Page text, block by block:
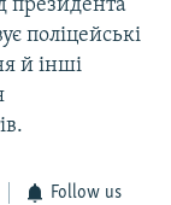
президента
поліцейські
й інші
Follow us